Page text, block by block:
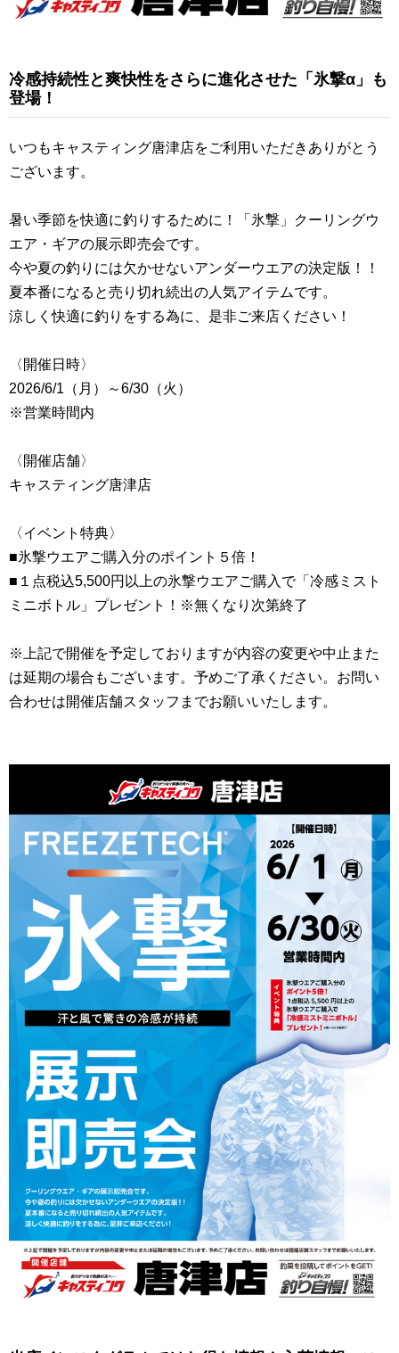
冷感持続性と爽快性をさらに進化させた「氷撃α」も
登場！
いつもキャスティング唐津店をご利用いただきありがとう
ございます。
暑い季節を快適に釣りするために！「氷撃」クーリングウ
エア・ギアの展示即売会です。
今や夏の釣りには欠かせないアンダーウエアの決定版！！
夏本番になると売り切れ続出の人気アイテムです。
涼しく快適に釣りをする為に、是非ご来店ください！
〈開催日時〉
2026/6/1（月）～6/30（火）
※営業時間内
〈開催店舗〉
キャスティング唐津店
〈イベント特典〉
■氷撃ウエアご購入分のポイント５倍！
■１点税込5,500円以上の氷撃ウエアご購入で「冷感ミスト
ミニボトル」プレゼント！※無くなり次第終了
※上記で開催を予定しておりますが内容の変更や中止また
は延期の場合もございます。予めご了承ください。お問い
合わせは開催店舗スタッフまでお願いいたします。